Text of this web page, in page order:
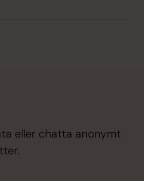
eller chatta anonymt